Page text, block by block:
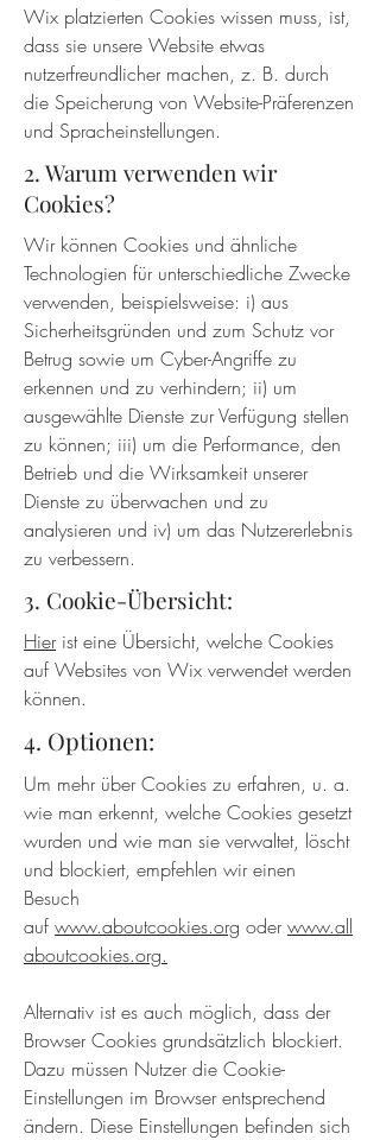
Wix platzierten Cookies wissen muss, ist,
dass sie unsere Website etwas
nutzerfreundlicher machen, z. B. durch
die Speicherung von Website-Präferenzen
und Spracheinstellungen.
2. Warum verwenden wir
Cookies?
Wir können Cookies und ähnliche
Technologien für unterschiedliche Zwecke
verwenden, beispielsweise: i) aus
Sicherheitsgründen und zum Schutz vor
Betrug sowie um Cyber-Angriffe zu
erkennen und zu verhindern; ii) um
ausgewählte Dienste zur Verfügung stellen
zu können; iii) um die Performance, den
Betrieb und die Wirksamkeit unserer
Dienste zu überwachen und zu
analysieren und iv) um das Nutzererlebnis
zu verbessern.
3. Cookie-Übersicht:
Hierist eine Übersicht, welche Cookies
auf Websites von Wix verwendet werden
können.
4. Optionen:
Um mehr über Cookies zu erfahren, u. a.
wie man erkennt, welche Cookies gesetzt
wurden und wie man sie verwaltet, löscht
und blockiert, empfehlen wir einen
Besuch
auf www.aboutcookies.org oderwww.all
aboutcookies.org.
Alternativ ist es auch möglich, dass der
Browser Cookies grundsätzlich blockiert.
Dazu müssen Nutzer die Cookie-
Einstellungen im Browser entsprechend
ändern. Diese Einstellungen befinden sich